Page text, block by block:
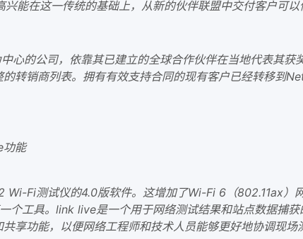
能在这一传统的基础上，从新的伙伴联盟中交付客户可以
心的公司，依靠其已建立的全球合作伙伴在当地代表其
转销商列表。拥有有效支持合同的现有客户已经转移到
能
Fi测试仪的4.0版软件。这增加了Wi-Fi 6（802.11ax
个工具。link live是一个用于网络测试结果和站点数据捕
享功能，以便网络工程师和技术人员能够更好地协调现场